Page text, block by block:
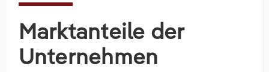
Marktanteile der
Unternehmen